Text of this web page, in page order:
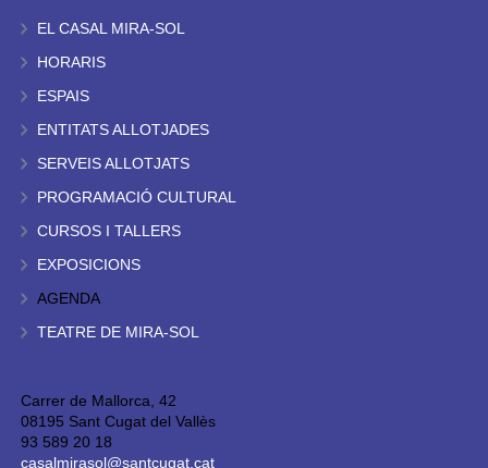
EL CASAL MIRA-SOL
HORARIS
ESPAIS
ENTITATS ALLOTJADES
SERVEIS ALLOTJATS
PROGRAMACIÓ CULTURAL
CURSOS I TALLERS
EXPOSICIONS
AGENDA
TEATRE DE MIRA-SOL
Carrer de Mallorca, 42
08195 Sant Cugat del Vallès
93 589 20 18
casalmirasol@santcugat.cat